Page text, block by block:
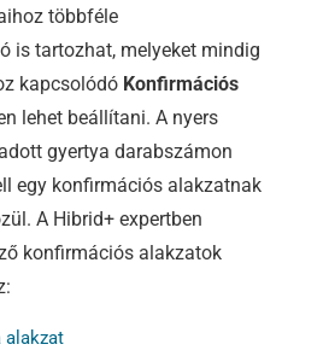
többféle
is tartozhat, melyeket mindig
kapcsolódó Konfirmációs
lehet beállítani. A nyers
gyertya darabszámon
egy konfirmációs alakzatnak
A Hibrid+ expertben
konfirmációs alakzatok
alakzat